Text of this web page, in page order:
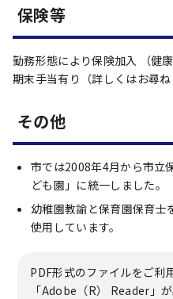
保険等
勤務形態により保険加入 （健
期末手当有り（詳しくはお尋ね
その他
市では2008年4月から市立
ども園」に統一しました。
幼稚園教諭と保育園保育士
使用しています。
PDF形式のファイルをご利
「Adobe（R） Reader」